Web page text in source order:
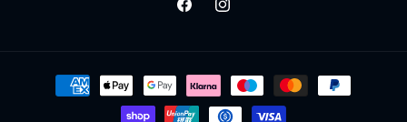
FacebookInstagram
Zahlungsmethoden